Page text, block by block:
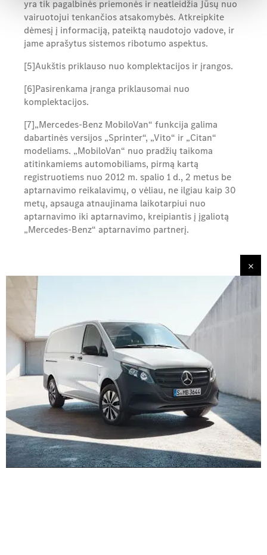
yra tik pagalbinės priemonės ir neatleidžia Jūsų nuo
vairuotojui tenkančios atsakomybės. Atkreipkite
dėmesį į informaciją, pateiktą naudotojo vadove, ir
jame aprašytus sistemos ribotumo aspektus.
[5]Aukštis priklauso nuo komplektacijos ir įrangos.
[6]Pasirenkama įranga priklausomai nuo
komplektacijos.
[7]„Mercedes-Benz MobiloVan“ funkcija galima
dabartinės versijos „Sprinter“, „Vito“ ir „Citan“
modeliams. „MobiloVan“ nuo pradžių taikoma
atitinkamiems automobiliams, pirmą kartą
registruotiems nuo 2012 m. spalio 1 d., 2 metus be
aptarnavimo reikalavimų, o vėliau, ne ilgiau kaip 30
metų, apsauga atnaujinama laikotarpiui nuo
aptarnavimo iki aptarnavimo, kreipiantis į įgaliotą
„Mercedes-Benz“ aptarnavimo partnerį.